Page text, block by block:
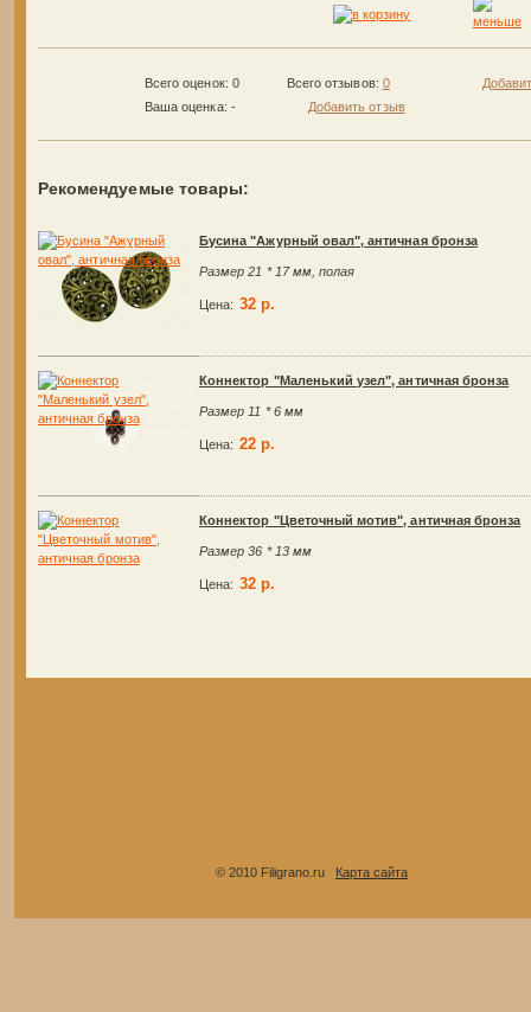
Всего оценок: 0
Ваша оценка: -
Всего отзывов: 0
Добавить отзыв
Рекомендуемые товары:
Бусина "Ажурный овал", античная бронза
Размер 21 * 17 мм, полая
Цена: 32 р.
Коннектор "Маленький узел", античная бронза
Размер 11 * 6 мм
Цена: 22 р.
Коннектор "Цветочный мотив", античная бронза
Размер 36 * 13 мм
Цена: 32 р.
© 2010 Filigrano.ru Карта сайта